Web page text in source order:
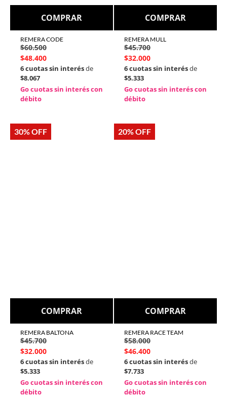
COMPRAR
REMERA CODE
$60.500
$48.400
6 cuotas sin interésde
$8.067
Go cuotas sin interés con
débito
COMPRAR
REMERA MULL
$45.700
$32.000
6 cuotas sin interésde
$5.333
Go cuotas sin interés con
débito
30% OFF
COMPRAR
REMERA BALTONA
$45.700
$32.000
6 cuotas sin interésde
$5.333
Go cuotas sin interés con
débito
20% OFF
COMPRAR
REMERA RACE TEAM
$58.000
$46.400
6 cuotas sin interésde
$7.733
Go cuotas sin interés con
débito